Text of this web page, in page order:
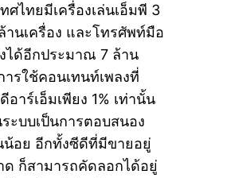
ศไทยมีเครื่องเล่นเอ็มพี 3
นเครื่อง และโทรศัพท์มือ
ได้อีกประมาณ 7 ล้าน
ารใช้คอนเทนท์เพลงที่
อาร์เอ็มเพียง 1% เท่านั้น
ะบบเป็นการตอบสนอง
น้อย อีกทั้งซีดีที่มีขายอยู่
ด ก็สามารถคัดลอกได้อยู่